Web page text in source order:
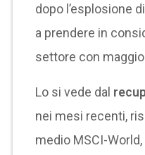
dopo l’esplosione
a prendere in
settore con
Lo si vede dal
nei mesi recenti,
medio MSCI-